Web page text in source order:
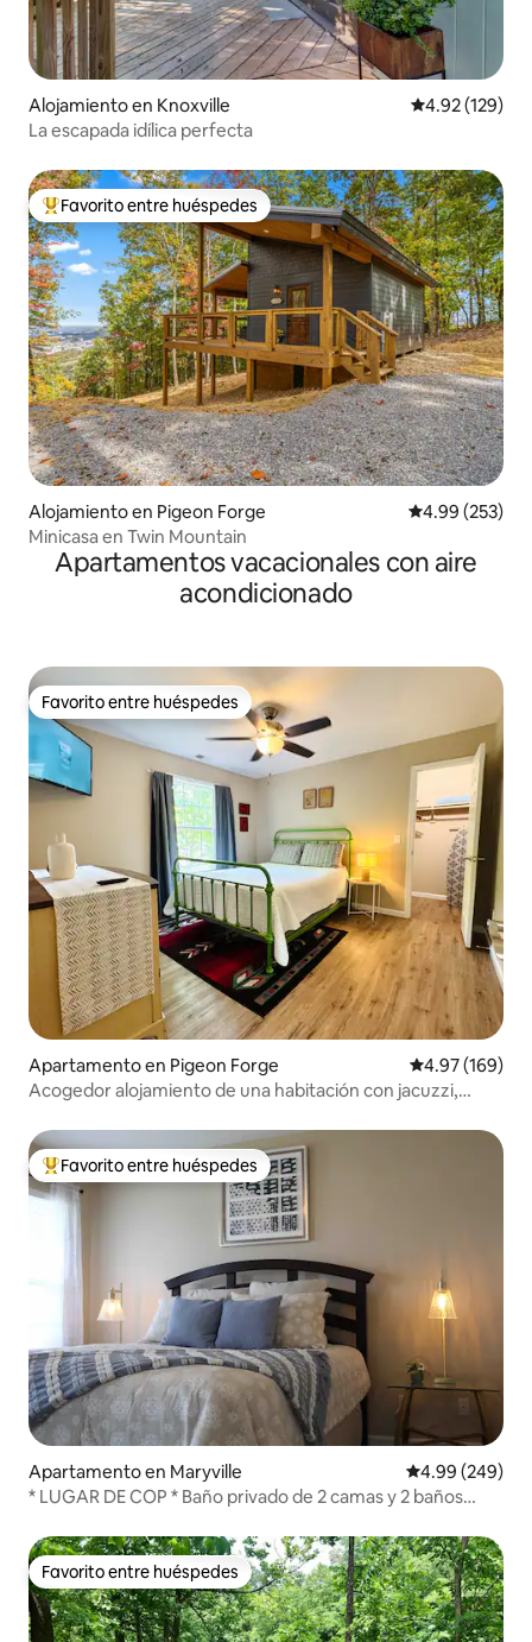
Alojamiento en Knoxville Calificación
4.92 (129)
La escapada idílica perfecta
Favorito entre huéspedes preferido
Favorito entre huéspedes
Alojamiento en Pigeon Forge Calificación
4.99 (253)
Minicasa en Twin Mountain
Apartamentos vacacionales con aire
acondicionado
Favorito entre huéspedes
Favorito entre huéspedes
Apartamento en Pigeon Forge Calificación
4.97 (169)
Acogedor alojamiento de una habitación con jacuzzi,
Favorito entre huéspedes preferido
Favorito entre huéspedes
Apartamento en Maryville Calificación
4.99 (249)
* LUGAR DE COP * Baño privado de 2 camas y 2 baños
Favorito entre huéspedes
Favorito entre huéspedes